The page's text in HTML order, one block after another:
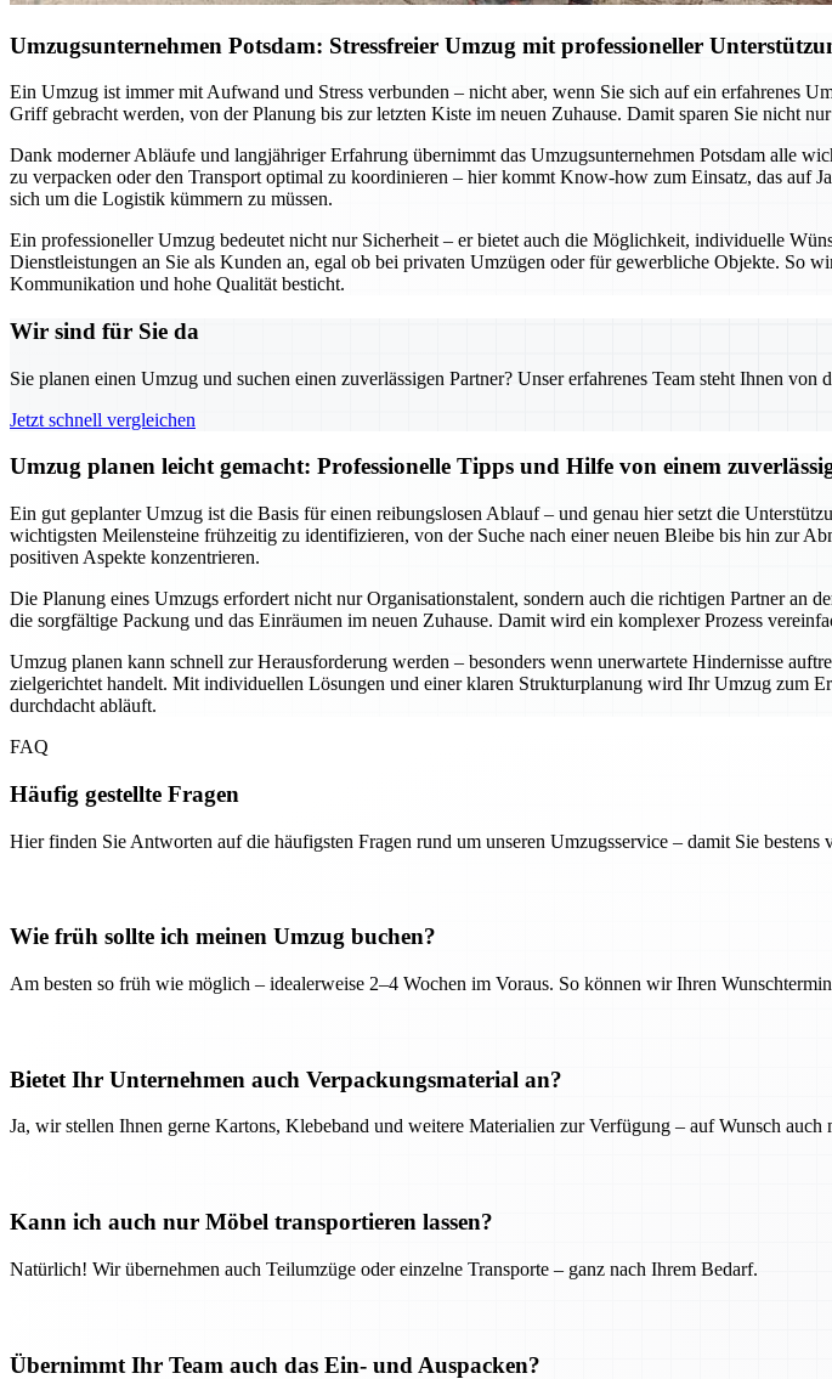
Umzugsunternehmen Potsdam: Stressfreier Umzug mit professioneller
Ein Umzug ist immer mit Aufwand und Stress verbunden – nicht aber, wenn Sie sich auf ein erfahrenes
Griff gebracht werden, von der Planung bis zur letzten Kiste im neuen Zuhause. Damit sparen Sie nicht
Dank moderner Abläufe und langjähriger Erfahrung übernimmt das Umzugsunternehmen Potsdam alle
zu verpacken oder den Transport optimal zu koordinieren – hier kommt Know-how zum Einsatz, das auf
sich um die Logistik kümmern zu müssen.
Ein professioneller Umzug bedeutet nicht nur Sicherheit – er bietet auch die Möglichkeit, individuelle
Dienstleistungen an Sie als Kunden an, egal ob bei privaten Umzügen oder für gewerbliche Objekte. So
Kommunikation und hohe Qualität besticht.
Wir sind für Sie da
Sie planen einen Umzug und suchen einen zuverlässigen Partner? Unser erfahrenes Team steht Ihnen
Jetzt schnell vergleichen
Umzug planen leicht gemacht: Professionelle Tipps und Hilfe von einem
Ein gut geplanter Umzug ist die Basis für einen reibungslosen Ablauf – und genau hier setzt die
wichtigsten Meilensteine frühzeitig zu identifizieren, von der Suche nach einer neuen Bleibe bis hin zur
positiven Aspekte konzentrieren.
Die Planung eines Umzugs erfordert nicht nur Organisationstalent, sondern auch die richtigen Partner an
die sorgfältige Packung und das Einräumen im neuen Zuhause. Damit wird ein komplexer Prozess
Umzug planen kann schnell zur Herausforderung werden – besonders wenn unerwartete Hindernisse
zielgerichtet handelt. Mit individuellen Lösungen und einer klaren Strukturplanung wird Ihr Umzug zum
durchdacht abläuft.
FAQ
Häufig gestellte Fragen
Hier finden Sie Antworten auf die häufigsten Fragen rund um unseren Umzugsservice – damit Sie bestens
Wie früh sollte ich meinen Umzug buchen?
Am besten so früh wie möglich – idealerweise 2–4 Wochen im Voraus. So können wir Ihren
Bietet Ihr Unternehmen auch Verpackungsmaterial an?
Ja, wir stellen Ihnen gerne Kartons, Klebeband und weitere Materialien zur Verfügung – auf Wunsch auch
Kann ich auch nur Möbel transportieren lassen?
Natürlich! Wir übernehmen auch Teilumzüge oder einzelne Transporte – ganz nach Ihrem Bedarf.
Übernimmt Ihr Team auch das Ein- und Auspacken?